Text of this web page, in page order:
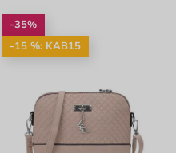
-35%
-15 %: KAB15